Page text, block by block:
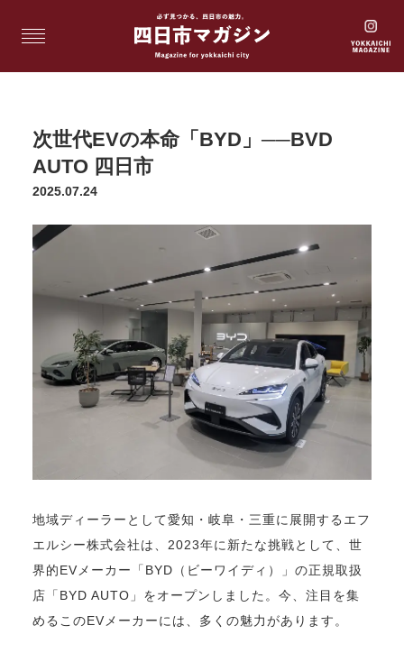
次世代EVの本命「BYD」──BVD
AUTO 四日市
2025.07.24
地域ディーラーとして愛知・岐阜・三重に展開するエフ
エルシー株式会社は、2023年に新たな挑戦として、世
界的EVメーカー「BYD（ビーワイディ）」の正規取扱
店「BYD AUTO」をオープンしました。今、注目を集
めるこのEVメーカーには、多くの魅力があります。